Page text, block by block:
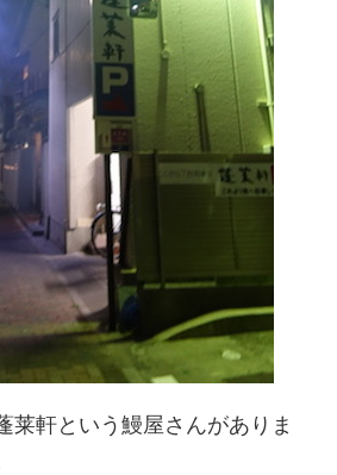
莱軒という鰻屋さんがありま